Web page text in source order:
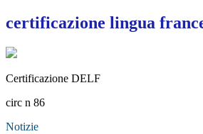
certificazione lingua
Certificazione DELF
circ n 86
Notizie